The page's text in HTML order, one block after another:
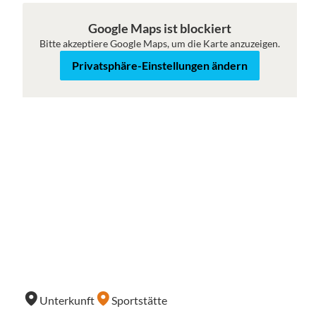
Satellit
Google Maps ist blockiert
Bitte akzeptiere Google Maps, um die Karte anzuzeigen.
Privatsphäre-Einstellungen ändern
Unterkunft
Sportstätte